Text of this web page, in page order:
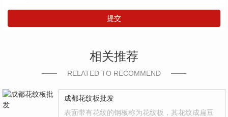
提交
相关推荐
RELATED TO RECOMMEND
成都花纹板批发
表面带有花纹的钢板称为花纹板，其花纹成扁豆